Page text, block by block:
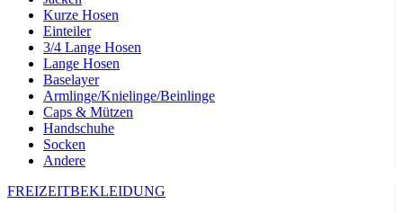
Kurze Hosen
Einteiler
3/4 Lange Hosen
Lange Hosen
Baselayer
Armlinge/Knielinge/Beinlinge
Caps & Mützen
Handschuhe
Socken
Andere
FREIZEITBEKLEIDUNG